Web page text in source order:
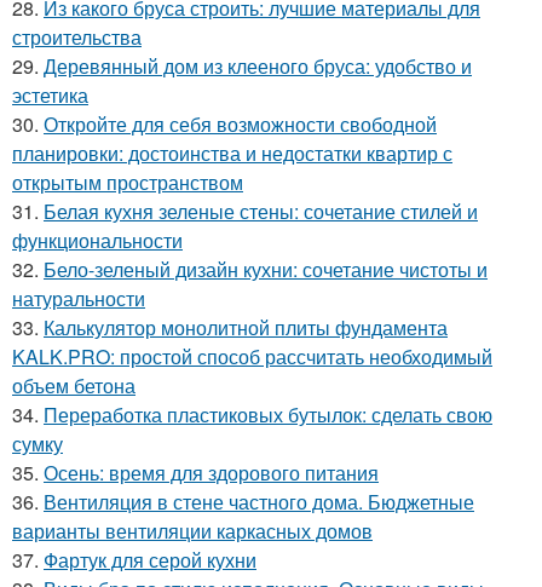
28. Из какого бруса строить: лучшие материалы для
строительства
29. Деревянный дом из клееного бруса: удобство и
эстетика
30. Откройте для себя возможности свободной
планировки: достоинства и недостатки квартир с
открытым пространством
31. Белая кухня зеленые стены: сочетание стилей и
функциональности
32. Бело-зеленый дизайн кухни: сочетание чистоты и
натуральности
33. Калькулятор монолитной плиты фундамента
KALK.PRO: простой способ рассчитать необходимый
объем бетона
34. Переработка пластиковых бутылок: сделать свою
сумку
35. Осень: время для здорового питания
36. Вентиляция в стене частного дома. Бюджетные
варианты вентиляции каркасных домов
37. Фартук для серой кухни